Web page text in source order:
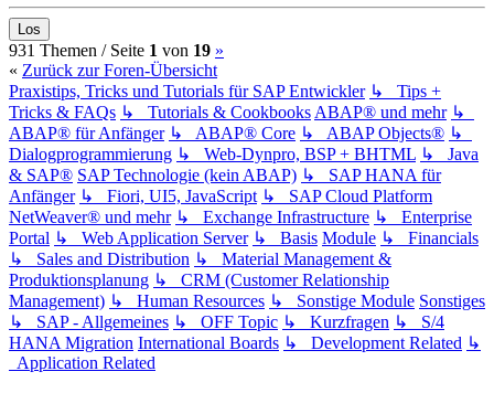
931 Themen / Seite 1 von 19 (current)
»
« Zurück zur Foren-Übersicht
Praxistips, Tricks und Tutorials für SAP Entwickler ↳ Tips +
Tricks & FAQs ↳ Tutorials & Cookbooks ABAP® und mehr ↳
ABAP® für Anfänger ↳ ABAP® Core ↳ ABAP Objects® ↳
Dialogprogrammierung ↳ Web-Dynpro, BSP + BHTML ↳ Java
& SAP® SAP Technologie (kein ABAP) ↳ SAP HANA für
Anfänger ↳ Fiori, UI5, JavaScript ↳ SAP Cloud Platform
NetWeaver® und mehr ↳ Exchange Infrastructure ↳ Enterprise
Portal ↳ Web Application Server ↳ Basis Module ↳ Financials
↳ Sales and Distribution ↳ Material Management &
Produktionsplanung ↳ CRM (Customer Relationship
Management) ↳ Human Resources ↳ Sonstige Module Sonstiges
↳ SAP - Allgemeines ↳ OFF Topic ↳ Kurzfragen ↳ S/4
HANA Migration International Boards ↳ Development Related ↳
Application Related